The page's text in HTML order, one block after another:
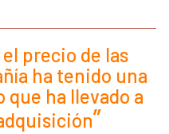
precio de las
ha tenido una
que ha llevado a